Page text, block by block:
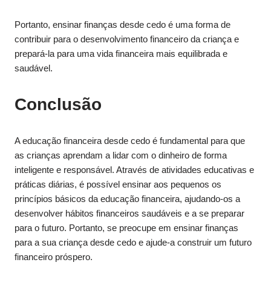
Portanto, ensinar finanças desde cedo é uma forma de
contribuir para o desenvolvimento financeiro da criança e
prepará-la para uma vida financeira mais equilibrada e
saudável.
Conclusão
A educação financeira desde cedo é fundamental para que
as crianças aprendam a lidar com o dinheiro de forma
inteligente e responsável. Através de atividades educativas e
práticas diárias, é possível ensinar aos pequenos os
princípios básicos da educação financeira, ajudando-os a
desenvolver hábitos financeiros saudáveis e a se preparar
para o futuro. Portanto, se preocupe em ensinar finanças
para a sua criança desde cedo e ajude-a construir um futuro
financeiro próspero.